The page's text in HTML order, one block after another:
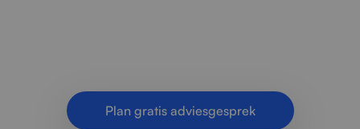
Plan gratis adviesgesprek